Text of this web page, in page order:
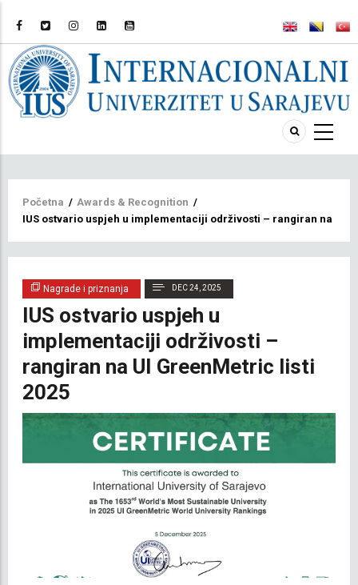
Breadcrumb
Početna / Awards & Recognition /
IUS ostvario uspjeh u implementaciji održivosti – rangiran na UI
Nagrade i priznanja DEC 24, 2025
IUS ostvario uspjeh u
implementaciji održivosti –
rangiran na UI GreenMetric listi
2025